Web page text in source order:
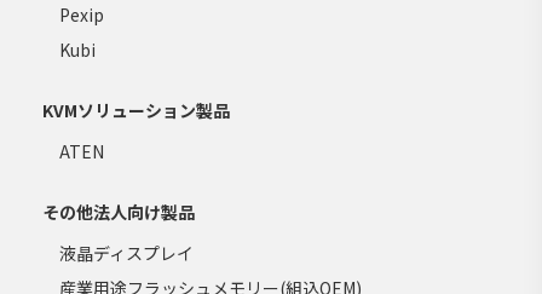
Pexip
Kubi
KVMソリューション製品
ATEN
その他法人向け製品
液晶ディスプレイ
産業用途フラッシュメモリー(組込OEM)